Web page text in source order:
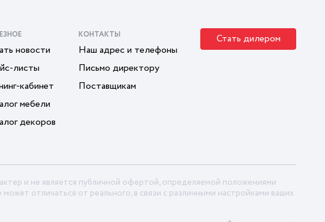
новости
листы
кабинет
мебели
декоров
КОНТАКТЫ
Наш адрес и телефоны
Письмо директору
Поставщикам
Стать дилером
и не является публичной офертой, определяемой положениями
отличаться от реального, в связи с различными настройками ваших